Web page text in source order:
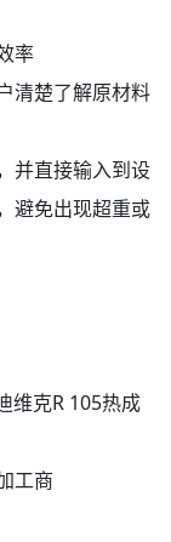
率
清楚了解原材料
并直接输入到设
避免出现超重或
维克R 105热成
工商